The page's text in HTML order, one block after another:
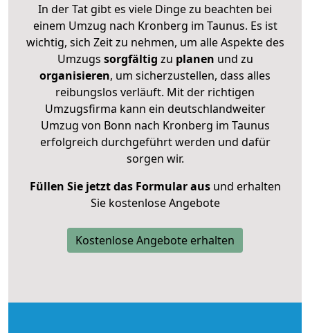
In der Tat gibt es viele Dinge zu beachten bei
einem Umzug nach Kronberg im Taunus. Es ist
wichtig, sich Zeit zu nehmen, um alle Aspekte des
Umzugs sorgfältig zu planen und zu
organisieren, um sicherzustellen, dass alles
reibungslos verläuft. Mit der richtigen
Umzugsfirma kann ein deutschlandweiter
Umzug von Bonn nach Kronberg im Taunus
erfolgreich durchgeführt werden und dafür
sorgen wir.
Füllen Sie jetzt das Formular ausund erhalten
Sie kostenlose Angebote
Kostenlose Angebote erhalten